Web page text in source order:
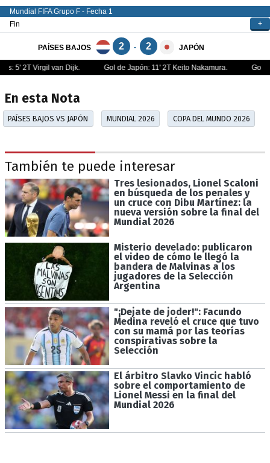
En esta Nota
PAÍSES BAJOS VS JAPÓN MUNDIAL 2026 COPA DEL MUNDO 2026
También te puede interesar
Tres lesionados, Lionel Scaloni
en búsqueda de los penales y
un cruce con Dibu Martínez: la
nueva versión sobre la final del
Mundial 2026
Misterio develado: publicaron
el video de cómo le llegó la
bandera de Malvinas a los
jugadores de la Selección
Argentina
"¡Dejate de joder!": Facundo
Medina reveló el cruce que tuvo
con su mamá por las teorías
conspirativas sobre la
Selección
El árbitro Slavko Vincic habló
sobre el comportamiento de
Lionel Messi en la final del
Mundial 2026